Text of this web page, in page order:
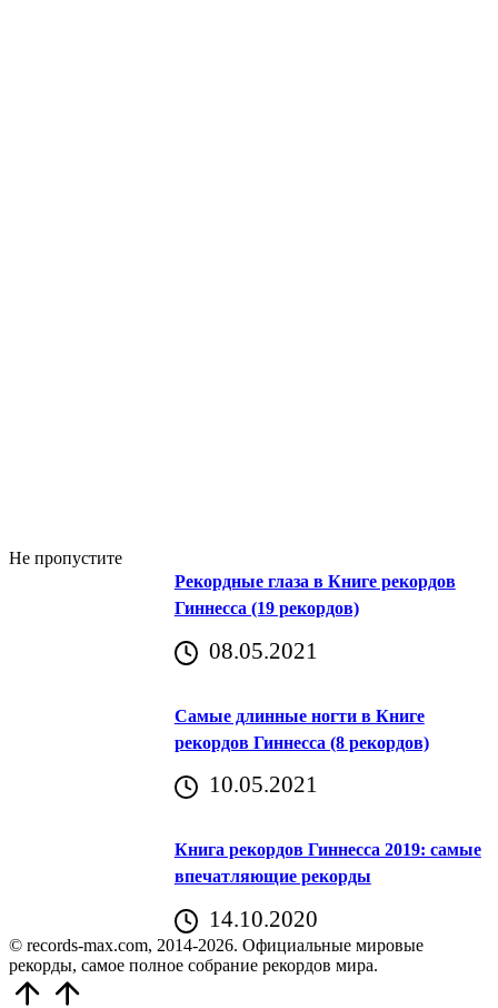
Не пропустите
Рекордные глаза в Книге рекордов
Гиннесса (19 рекордов)
08.05.2021
Самые длинные ногти в Книге
рекордов Гиннесса (8 рекордов)
10.05.2021
Книга рекордов Гиннесса 2019: самые
впечатляющие рекорды
14.10.2020
© records-max.com, 2014-2026. Официальные мировые
рекорды, самое полное собрание рекордов мира.